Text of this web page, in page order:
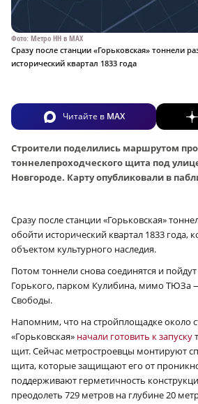
Фото: Метро НН в MAX
Сразу после станции «Горьковская» тоннели
исторический квартал 1833 года
Читайте в MAX
Строители поделились маршрутом
тоннелепроходческого щита под
Новгороде. Карту опубликовали в
Сразу после станции «Горьковская»
обойти исторический квартал 1833 года,
объектом культурного наследия.
Потом тоннели снова соединятся и
Горького, парком Кулибина, мимо ТЮЗа
Свободы.
Напомним, что на стройплощадке около
«Горьковская» начали готовить к запуску
щит. Сейчас метростроевцы монтируют
щита, которые защищают его от
поддерживают герметичность
преодолеть 729 метров на глубине 20